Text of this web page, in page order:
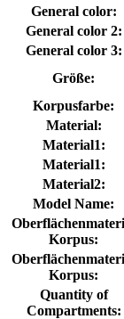
General color:
General color 2:
General color 3:
Größe:
Korpusfarbe:
Material:
Material1:
Material1:
Material2:
Model Name:
Korpus:
Korpus:
Quantity of
Compartments: